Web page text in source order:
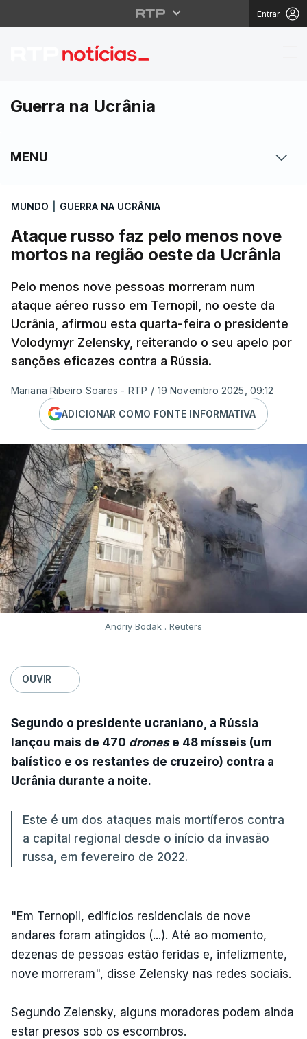
Entrar
Ataque russo faz
Guerra na Ucrânia
MENU
MUNDO GUERRA NA UCRÂNIA
Ataque russo faz pelo menos nove
mortos na região oeste da Ucrânia
Pelo menos nove pessoas morreram num
ataque aéreo russo em Ternopil, no oeste da
Ucrânia, afirmou esta quarta-feira o presidente
Volodymyr Zelensky, reiterando o seu apelo por
sanções eficazes contra a Rússia.
Mariana Ribeiro Soares - RTP / 19 Novembro 2025, 09:12
ADICIONAR COMO FONTE INFORMATIVA
Andriy Bodak . Reuters
OUVIR
Segundo o presidente ucraniano, a Rússia
lançou mais de 470 dronese 48 mísseis (um
balístico e os restantes de cruzeiro) contra a
Ucrânia durante a noite.
Este é um dos ataques mais mortíferos contra
a capital regional desde o início da invasão
russa, em fevereiro de 2022.
"Em Ternopil, edifícios residenciais de nove
andares foram atingidos (...). Até ao momento,
dezenas de pessoas estão feridas e, infelizmente,
nove morreram", disse Zelensky nas redes sociais.
Segundo Zelensky, alguns moradores podem ainda
estar presos sob os escombros.